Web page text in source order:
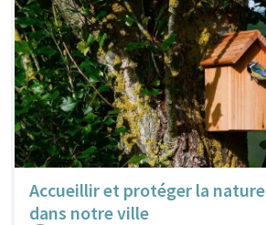
Accueillir et protéger la nature
dans notre ville